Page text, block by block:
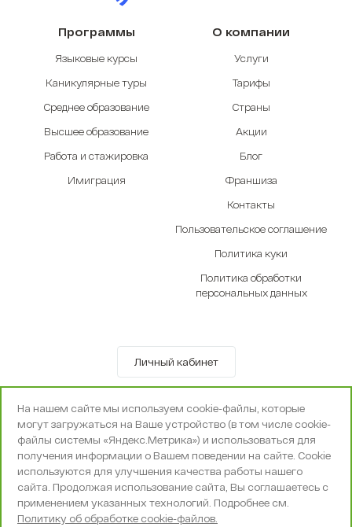
Программы
Языковые курсы
Каникулярные туры
Среднее образование
Высшее образование
Работа и стажировка
Имиграция
О компании
Услуги
Тарифы
Страны
Акции
Блог
Франшиза
Контакты
Пользовательское соглашение
Политика куки
Политика обработки
персональных данных
Личный кабинет
© OOO «Экселенте» 2010-2026 г.
Политика конфиденциальности
Поддержка и сопровождение -Вебпространство
На нашем сайте мы используем cookie-файлы, которые
могут загружаться на Ваше устройство (в том числе cookie-
файлы системы «Яндекс.Метрика») и использоваться для
получения информации о Вашем поведении на сайте. Cookie
используются для улучшения качества работы нашего
сайта. Продолжая использование сайта, Вы соглашаетесь с
применением указанных технологий. Подробнее см.
Политику об обработке cookie-файлов.